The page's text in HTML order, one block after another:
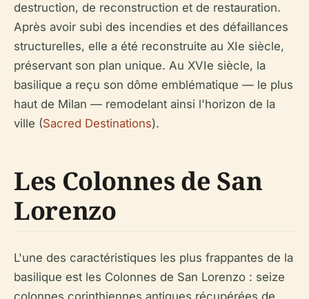
destruction, de reconstruction et de restauration.
Après avoir subi des incendies et des défaillances
structurelles, elle a été reconstruite au XIe siècle,
préservant son plan unique. Au XVIe siècle, la
basilique a reçu son dôme emblématique — le plus
haut de Milan — remodelant ainsi l'horizon de la
ville (Sacred Destinations).
Les Colonnes de San
Lorenzo
L'une des caractéristiques les plus frappantes de la
basilique est les Colonnes de San Lorenzo : seize